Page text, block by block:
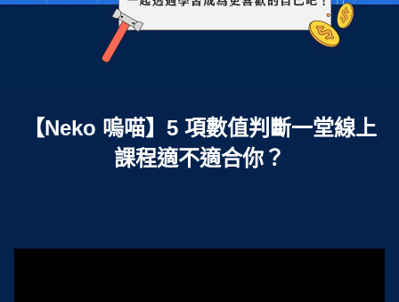
【Neko 嗚喵】5 項數值判斷一堂線上
課程適不適合你？